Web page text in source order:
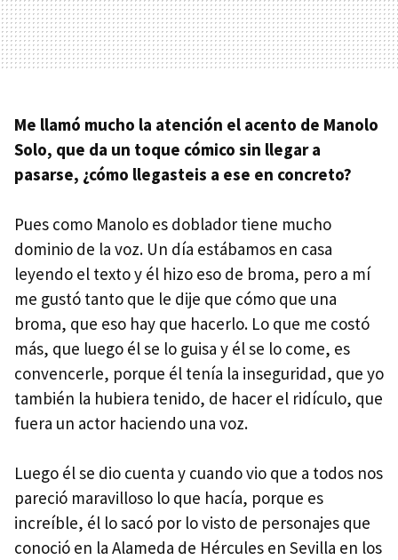
Me llamó mucho la atención el acento de Manolo
Solo, que da un toque cómico sin llegar a
pasarse, ¿cómo llegasteis a ese en concreto?
Pues como Manolo es doblador tiene mucho
dominio de la voz. Un día estábamos en casa
leyendo el texto y él hizo eso de broma, pero a mí
me gustó tanto que le dije que cómo que una
broma, que eso hay que hacerlo. Lo que me costó
más, que luego él se lo guisa y él se lo come, es
convencerle, porque él tenía la inseguridad, que yo
también la hubiera tenido, de hacer el ridículo, que
fuera un actor haciendo una voz.
Luego él se dio cuenta y cuando vio que a todos nos
pareció maravilloso lo que hacía, porque es
increíble, él lo sacó por lo visto de personajes que
conoció en la Alameda de Hércules en Sevilla en los